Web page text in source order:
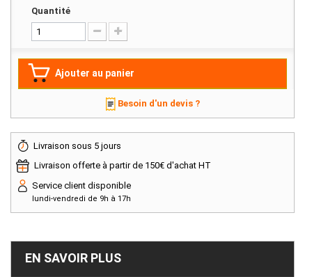
Quantité
Ajouter au panier
Besoin d'un devis ?
Livraison sous 5 jours
Livraison offerte à partir de 150€ d'achat HT
Service client disponible
lundi-vendredi de 9h à 17h
EN SAVOIR PLUS